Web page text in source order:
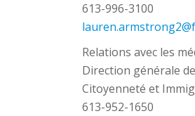
613-996-3100
Relations avec les
Direction générale
Citoyenneté et
613-952-1650